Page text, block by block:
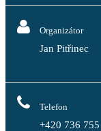
Organizátor
Jan Pitřinec
Telefon
+420 736